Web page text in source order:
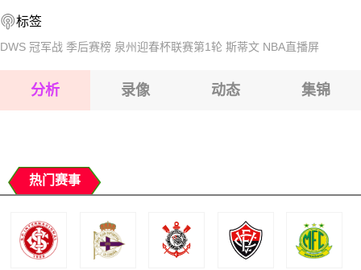
2026-08-17 【中超】 上海申花VS北京国安
2026-08-17 【中超】 上海申花VS北京国安
标签
DWS 冠军战 季后赛榜 泉州迎春杯联赛第1轮 斯蒂文 NBA直播屏
分析 录像 动态 集锦
热门赛事